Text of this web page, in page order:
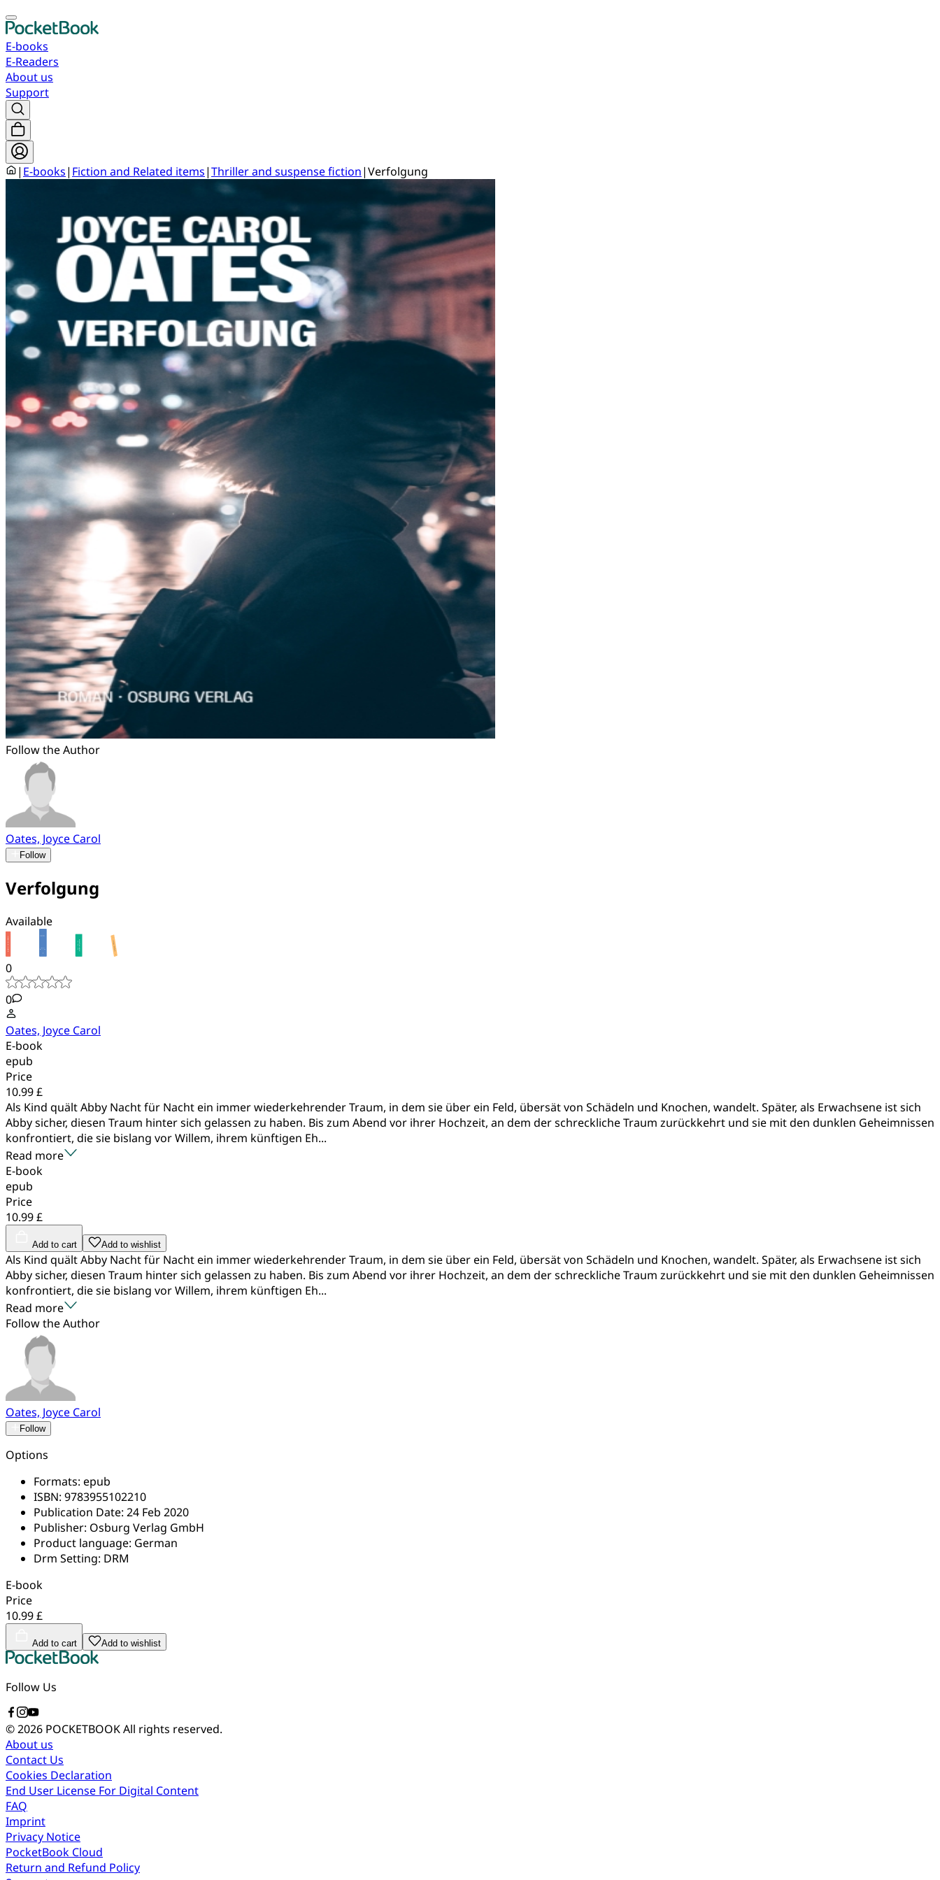
E-books
E-Readers
About us
Support
| E-books| Fiction and Related items|Thriller and suspense fiction|Verfolgung
Follow the Author
Oates, Joyce Carol
Follow
Verfolgung
Available
0
0
Oates, Joyce Carol
E-book
epub
Price
10.99 £
Als Kind quält Abby Nacht für Nacht ein immer wiederkehrender Traum, in dem sie über ein Feld, übersät von Schädeln und Knochen, wandelt. Später, als Erwachsene ist sich
Abby sicher, diesen Traum hinter sich gelassen zu haben. Bis zum Abend vor ihrer Hochzeit, an dem der schreckliche Traum zurückkehrt und sie mit den dunklen Geheimnissen
konfrontiert, die sie bislang vor Willem, ihrem künftigen Eh...
Read more
E-book
epub
Price
10.99 £
Add to cart Add to wishlist
Als Kind quält Abby Nacht für Nacht ein immer wiederkehrender Traum, in dem sie über ein Feld, übersät von Schädeln und Knochen, wandelt. Später, als Erwachsene ist sich
Abby sicher, diesen Traum hinter sich gelassen zu haben. Bis zum Abend vor ihrer Hochzeit, an dem der schreckliche Traum zurückkehrt und sie mit den dunklen Geheimnissen
konfrontiert, die sie bislang vor Willem, ihrem künftigen Eh...
Read more
Follow the Author
Oates, Joyce Carol
Follow
Options
Formats: epub
ISBN: 9783955102210
Publication Date: 24 Feb 2020
Publisher: Osburg Verlag GmbH
Product language: German
Drm Setting: DRM
E-book
Price
10.99 £
Add to cart Add to wishlist
Follow Us
© 2026 POCKETBOOKAll rights reserved.
About us
Contact Us
Cookies Declaration
End User License For Digital Content
FAQ
Imprint
Privacy Notice
PocketBook Cloud
Return and Refund Policy